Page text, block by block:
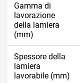
Gamma di
lavorazione
della lamiera
(mm)
Spessore della
lamiera
lavorabile (mm)